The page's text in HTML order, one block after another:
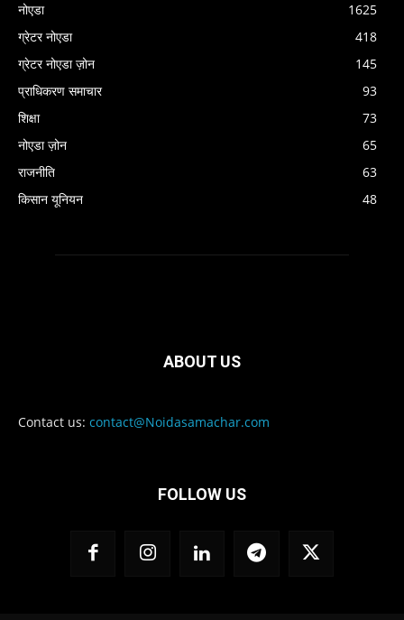
नोएडा
1625
ग्रेटर नोएडा
418
ग्रेटर नोएडा ज़ोन
145
प्राधिकरण समाचार
93
शिक्षा
73
नोएडा ज़ोन
65
राजनीति
63
किसान यूनियन
48
ABOUT US
Contact us: contact@Noidasamachar.com
FOLLOW US